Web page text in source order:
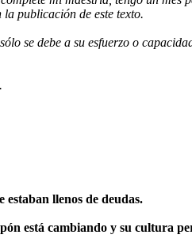
publicación de este texto.
se debe a su esfuerzo o
llenos de deudas.
está cambiando y su cultura